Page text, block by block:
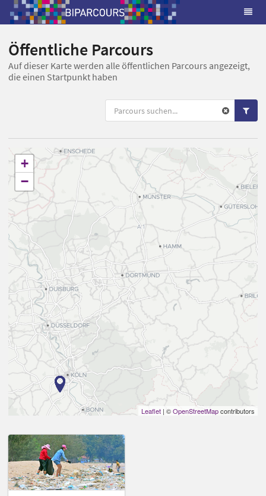
Öffentliche Parcours
Auf dieser Karte werden alle öffentlichen Parcours angezeigt,
die einen Startpunkt haben
+
−
Leaflet | ©OpenStreetMapcontributors